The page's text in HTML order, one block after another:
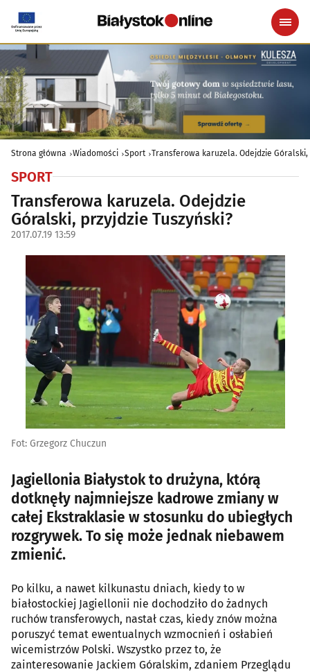
Strona główna Wiadomości Sport Transferowa karuzela. Odejdzie Góralski,
SPORT
Transferowa karuzela. Odejdzie
Góralski, przyjdzie Tuszyński?
2017.07.19 13:59
Fot: Grzegorz Chuczun
Jagiellonia Białystok to drużyna, którą
dotknęły najmniejsze kadrowe zmiany w
całej Ekstraklasie w stosunku do ubiegłych
rozgrywek. To się może jednak niebawem
zmienić.
Po kilku, a nawet kilkunastu dniach, kiedy to w
białostockiej Jagiellonii nie dochodziło do żadnych
ruchów transferowych, nastał czas, kiedy znów można
poruszyć temat ewentualnych wzmocnień i osłabień
wicemistrzów Polski. Wszystko przez to, że
zainteresowanie Jackiem Góralskim, zdaniem Przeglądu